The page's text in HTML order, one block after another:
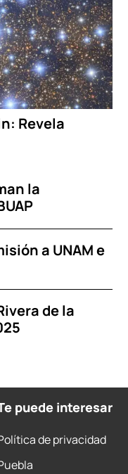
Revela
la
a UNAM e
de la
puede interesar
de privacidad